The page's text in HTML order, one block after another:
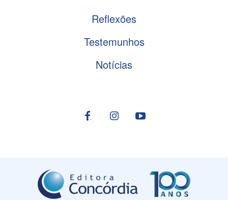
Reflexões
Testemunhos
Notícias